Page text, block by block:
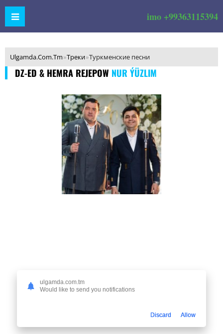
imo +99363115394
Ulgamda.Com.Tm»Треки»Туркменские песни
DZ-ED & HEMRA REJEPOW NUR ÝÜZLIM
ulgamda.com.tm
Would like to send you notifications
Discard Allow